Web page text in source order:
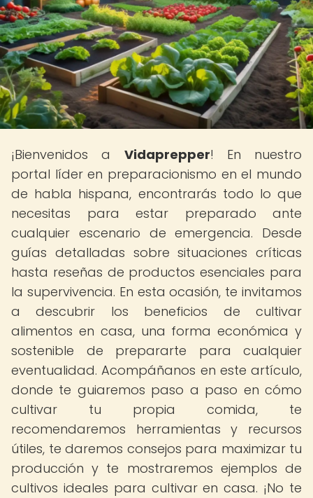
¡Bienvenidos a Vidaprepper! En nuestro
portal líder en preparacionismo en el mundo
de habla hispana, encontrarás todo lo que
necesitas para estar preparado ante
cualquier escenario de emergencia. Desde
guías detalladas sobre situaciones críticas
hasta reseñas de productos esenciales para
la supervivencia. En esta ocasión, te invitamos
a descubrir los beneficios de cultivar
alimentos en casa, una forma económica y
sostenible de prepararte para cualquier
eventualidad. Acompáñanos en este artículo,
donde te guiaremos paso a paso en cómo
cultivar tu propia comida, te
recomendaremos herramientas y recursos
útiles, te daremos consejos para maximizar tu
producción y te mostraremos ejemplos de
cultivos ideales para cultivar en casa. ¡No te